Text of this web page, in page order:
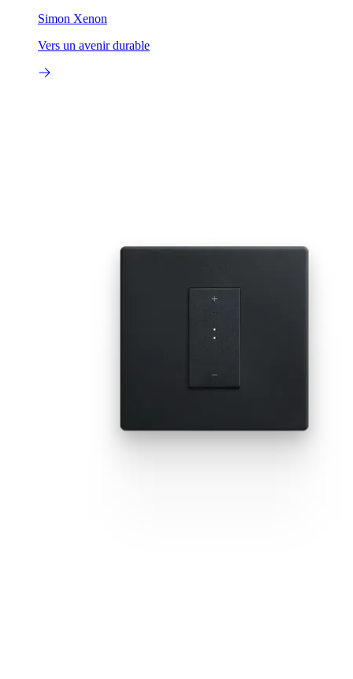
Simon Xenon
Vers un avenir durable